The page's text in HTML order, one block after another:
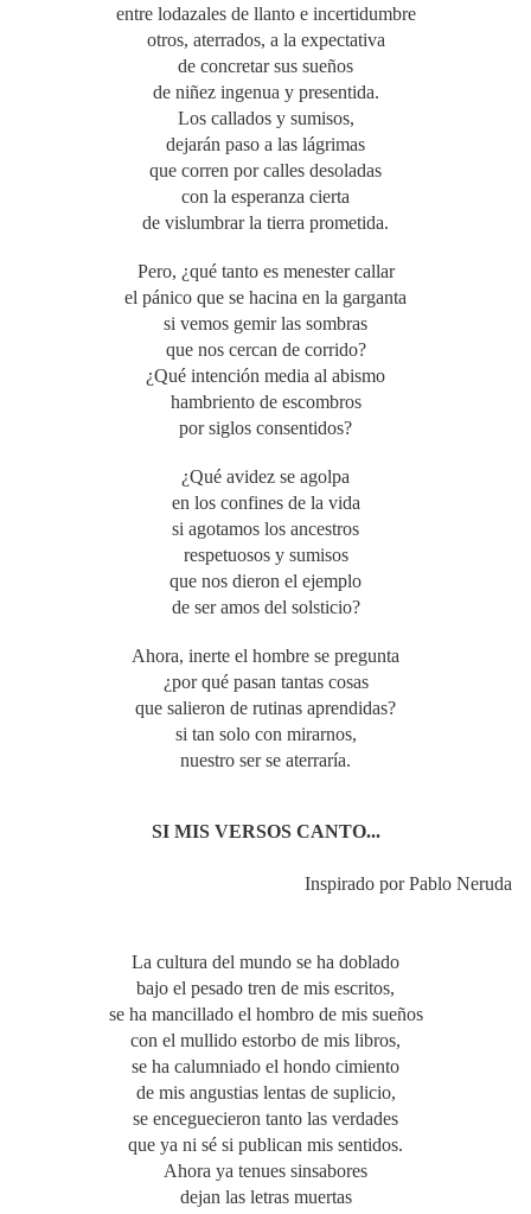
entre lodazales de llanto e incertidumbre
otros, aterrados, a la expectativa
de concretar sus sueños
de niñez ingenua y presentida.
Los callados y sumisos,
dejarán paso a las lágrimas
que corren por calles desoladas
con la esperanza cierta
de vislumbrar la tierra prometida.
Pero, ¿qué tanto es menester callar
el pánico que se hacina en la garganta
si vemos gemir las sombras
que nos cercan de corrido?
¿Qué intención media al abismo
hambriento de escombros
por siglos consentidos?
¿Qué avidez se agolpa
en los confines de la vida
si agotamos los ancestros
respetuosos y sumisos
que nos dieron el ejemplo
de ser amos del solsticio?
Ahora, inerte el hombre se pregunta
¿por qué pasan tantas cosas
que salieron de rutinas aprendidas?
si tan solo con mirarnos,
nuestro ser se aterraría.
SI MIS VERSOS CANTO...
Inspirado por Pablo Neruda
La cultura del mundo se ha doblado
bajo el pesado tren de mis escritos,
se ha mancillado el hombro de mis sueños
con el mullido estorbo de mis libros,
se ha calumniado el hondo cimiento
de mis angustias lentas de suplicio,
se enceguecieron tanto las verdades
que ya ni sé si publican mis sentidos.
Ahora ya tenues sinsabores
dejan las letras muertas